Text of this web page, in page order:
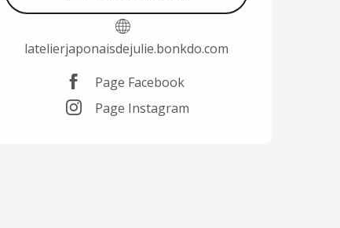
latelierjaponaisdejulie.bonkdo.com
Page Facebook
Page Instagram